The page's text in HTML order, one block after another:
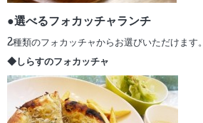
●選べるフォカッチャランチ
2種類のフォカッチャからお選びいただけます。
◆しらすのフォカッチャ